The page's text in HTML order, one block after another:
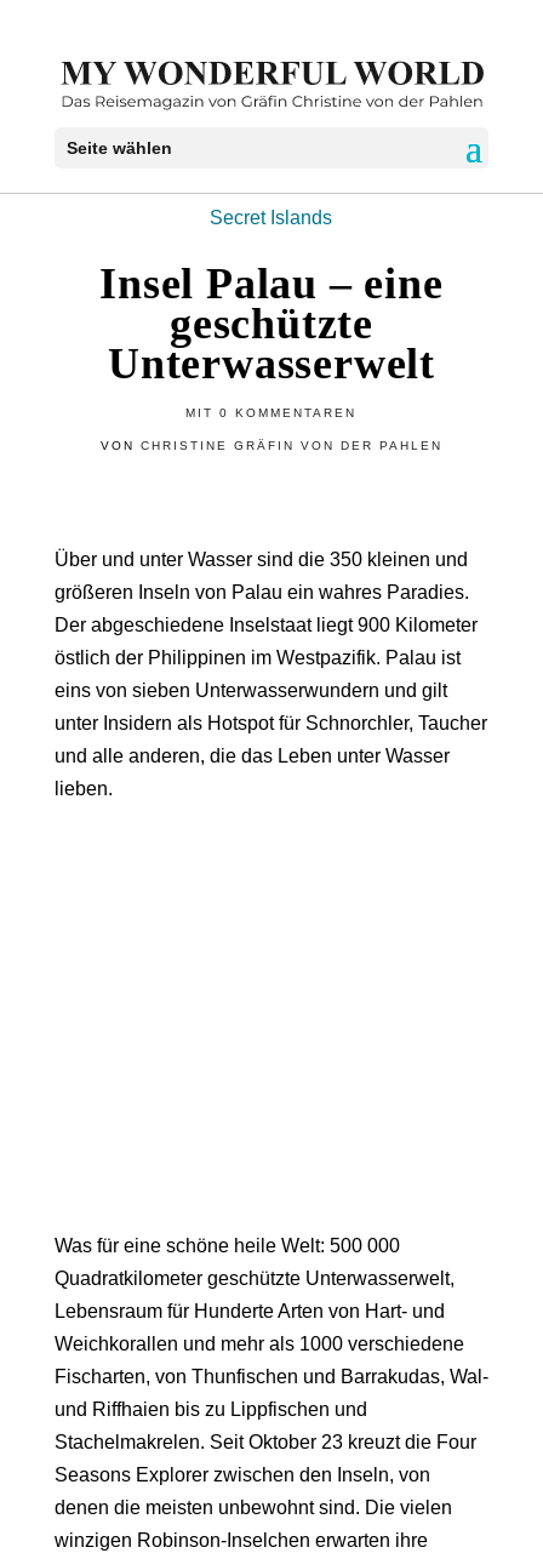
Seite wählen
Secret Islands
Insel Palau – eine
geschützte
Unterwasserwelt
MIT0 KOMMENTAREN
VON CHRISTINE GRÄFIN VON DER PAHLEN
Über und unter Wasser sind die 350 kleinen und
größeren Inseln von Palau ein wahres Paradies.
Der abgeschiedene Inselstaat liegt 900 Kilometer
östlich der Philippinen im Westpazifik. Palau ist
eins von sieben Unterwasserwundern und gilt
unter Insidern als Hotspot für Schnorchler, Taucher
und alle anderen, die das Leben unter Wasser
lieben.
Was für eine schöne heile Welt: 500 000
Quadratkilometer geschützte Unterwasserwelt,
Lebensraum für Hunderte Arten von Hart- und
Weichkorallen und mehr als 1000 verschiedene
Fischarten, von Thunfischen und Barrakudas, Wal-
und Riffhaien bis zu Lippfischen und
Stachelmakrelen. Seit Oktober 23 kreuzt die Four
Seasons Explorer zwischen den Inseln, von
denen die meisten unbewohnt sind. Die vielen
winzigen Robinson-Inselchen erwarten ihre